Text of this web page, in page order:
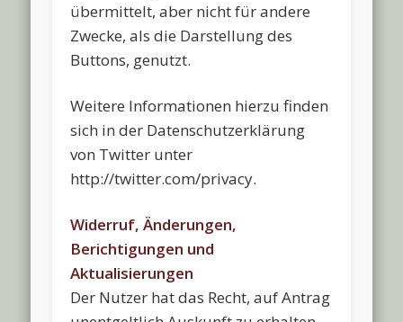
übermittelt, aber nicht für andere
Zwecke, als die Darstellung des
Buttons, genutzt.
Weitere Informationen hierzu finden
sich in der Datenschutzerklärung
von Twitter unter
http://twitter.com/privacy.
Widerruf, Änderungen,
Berichtigungen und
Aktualisierungen
Der Nutzer hat das Recht, auf Antrag